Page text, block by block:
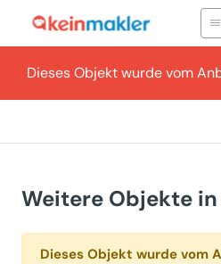
Dieses Objekt wurde vom
Weitere Objekte
Dieses Objekt wurde vom